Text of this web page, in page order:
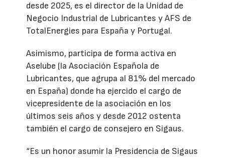
desde 2025, es el director de la Unidad de
Negocio Industrial de Lubricantes y AFS de
TotalEnergies para España y Portugal.
Asimismo, participa de forma activa en
Aselube (la Asociación Española de
Lubricantes, que agrupa al 81% del mercado
en España) donde ha ejercido el cargo de
vicepresidente de la asociación en los
últimos seis años y desde 2012 ostenta
también el cargo de consejero en Sigaus.
“Es un honor asumir la Presidencia de Sigaus